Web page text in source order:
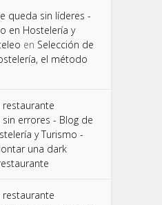
queda sin líderes -
en Hostelería y
en Selección de
el método
errores - Blog de
y Turismo -
una dark